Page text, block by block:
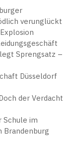
verunglückt
Sprengsatz –
Düsseldorf
der Verdacht
Schule im
Brandenburg